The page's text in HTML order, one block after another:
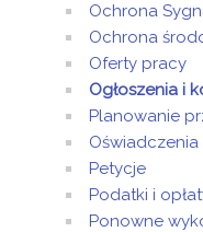
Ochrona
Ochrona
Oferty pracy
Ogłoszenia i
Planowanie
Petycje
Podatki i
Ponowne